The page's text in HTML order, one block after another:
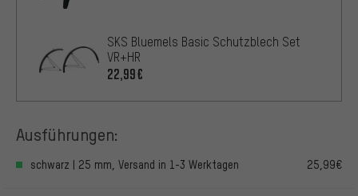
SKS Bluemels Basic Schutzblech Set
VR+HR
22,99€
Ausführungen:
schwarz | 25 mm, Versand in 1-3 Werktagen 25,99€